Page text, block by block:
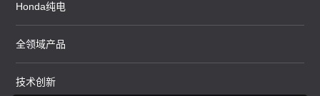
Honda纯电
全领域产品
技术创新